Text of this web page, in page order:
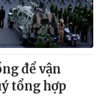
để vận
tổng hợp